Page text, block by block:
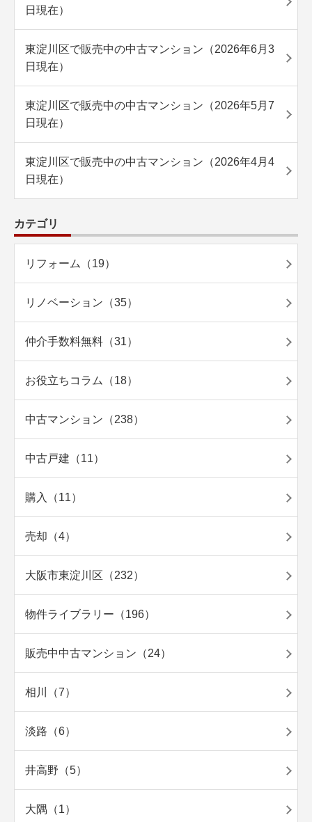
日現在）
東淀川区で販売中の中古マンション（2026年6月3
日現在）
東淀川区で販売中の中古マンション（2026年5月7
日現在）
東淀川区で販売中の中古マンション（2026年4月4
日現在）
カテゴリ
リフォーム（19）
リノベーション（35）
仲介手数料無料（31）
お役立ちコラム（18）
中古マンション（238）
中古戸建（11）
購入（11）
売却（4）
大阪市東淀川区（232）
物件ライブラリー（196）
販売中中古マンション（24）
相川（7）
淡路（6）
井高野（5）
大隅（1）